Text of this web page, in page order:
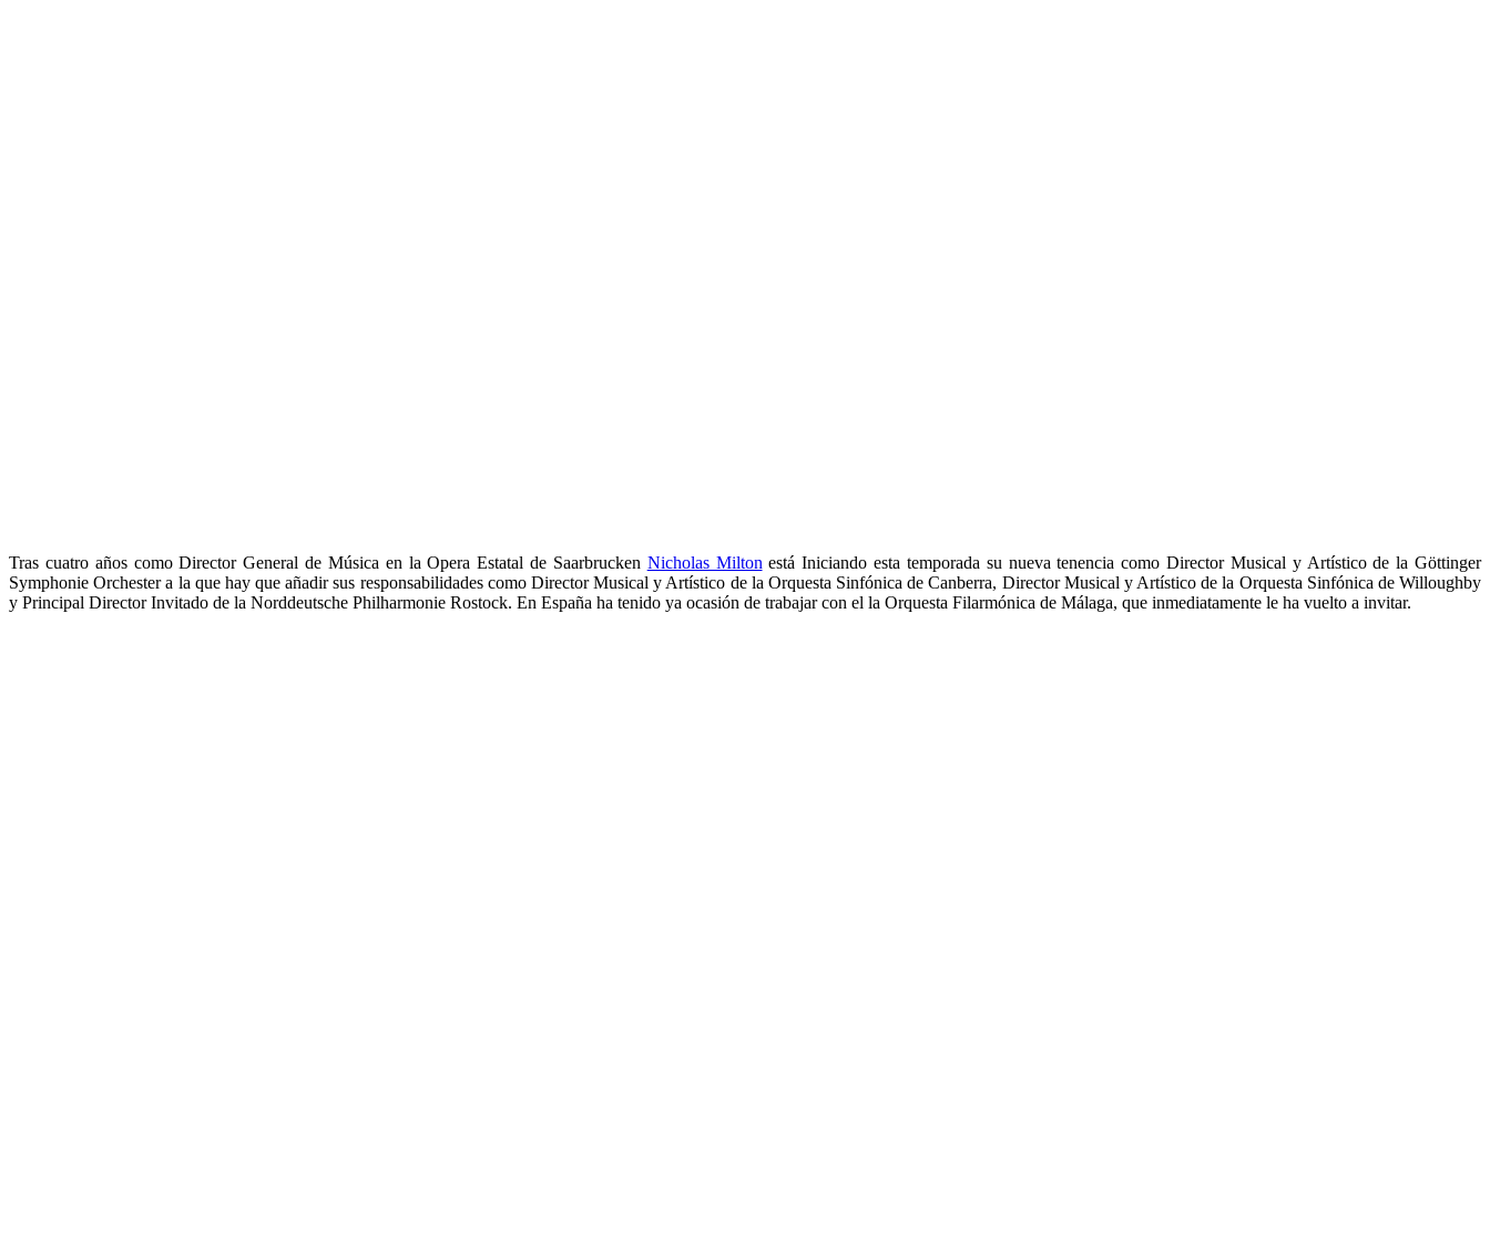
Tras cuatro años como Director General de Música en la Opera Estatal de Saarbrucken Nicholas Milton está Iniciando esta temporada su nueva tenencia como Director Musical y Artístico de la Göttinger
Symphonie Orchester a la que hay que añadir sus responsabilidades como Director Musical y Artístico de la Orquesta Sinfónica de Canberra, Director Musical y Artístico de la Orquesta Sinfónica de Willoughby
y Principal Director Invitado de la Norddeutsche Philharmonie Rostock. En España ha tenido ya ocasión de trabajar con el la Orquesta Filarmónica de Málaga, que inmediatamente le ha vuelto a invitar.